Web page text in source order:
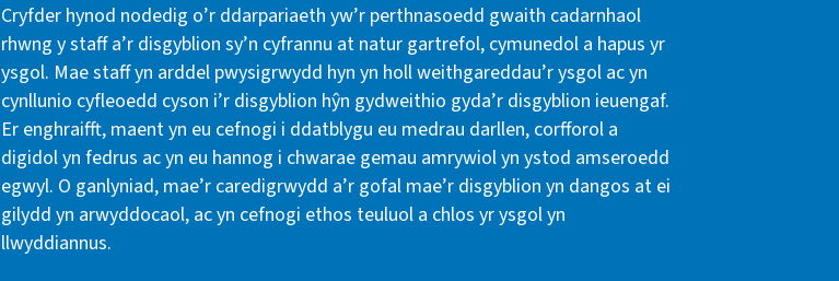
Cryfder hynod nodedig o’r ddarpariaeth yw’r perthnasoedd gwaith cadarnhaol
rhwng y staff a’r disgyblion sy’n cyfrannu at natur gartrefol, cymunedol a hapus yr
ysgol. Mae staff yn arddel pwysigrwydd hyn yn holl weithgareddau’r ysgol ac yn
cynllunio cyfleoedd cyson i’r disgyblion hŷn gydweithio gyda’r disgyblion ieuengaf.
Er enghraifft, maent yn eu cefnogi i ddatblygu eu medrau darllen, corfforol a
digidol yn fedrus ac yn eu hannog i chwarae gemau amrywiol yn ystod amseroedd
egwyl. O ganlyniad, mae’r caredigrwydd a’r gofal mae’r disgyblion yn dangos at ei
gilydd yn arwyddocaol, ac yn cefnogi ethos teuluol a chlos yr ysgol yn
llwyddiannus.